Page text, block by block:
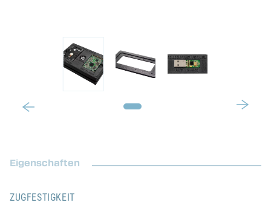
Eigenschaften
ZUGFESTIGKEIT